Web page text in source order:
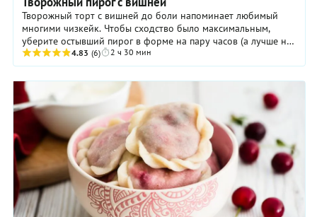
Творожный торт с вишней до боли напоминает любимый
многими чизкейк. Чтобы сходство было максимальным,
уберите остывший пирог в форме на пару часов (а лучше на
ночь) в холодильник, предварительно ...
4.83 (6) 2 ч 30 мин